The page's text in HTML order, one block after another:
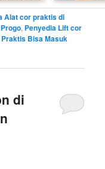
Alat cor praktis di
, Penyedia Lift cor
Bisa Masuk
di